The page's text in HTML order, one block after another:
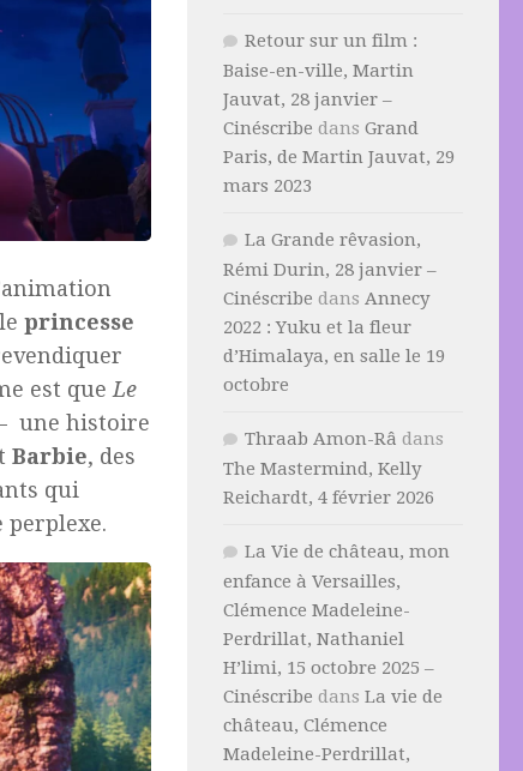
princesse
est que Le
une histoire
Barbie, des
qui
perplexe.
Retour sur un film :
Baise-en-ville, Martin
Jauvat, 28 janvier –
Cinéscribe dans Grand
Paris, de Martin Jauvat, 29
mars 2023
La Grande rêvasion,
Rémi Durin, 28 janvier –
Cinéscribe dans Annecy
2022 : Yuku et la fleur
d’Himalaya, en salle le 19
octobre
Thraab Amon-Râ dans
The Mastermind, Kelly
Reichardt, 4 février 2026
La Vie de château, mon
enfance à Versailles,
Clémence Madeleine-
Perdrillat, Nathaniel
H’limi, 15 octobre 2025 –
Cinéscribe dans La vie de
château, Clémence
Madeleine-Perdrillat,